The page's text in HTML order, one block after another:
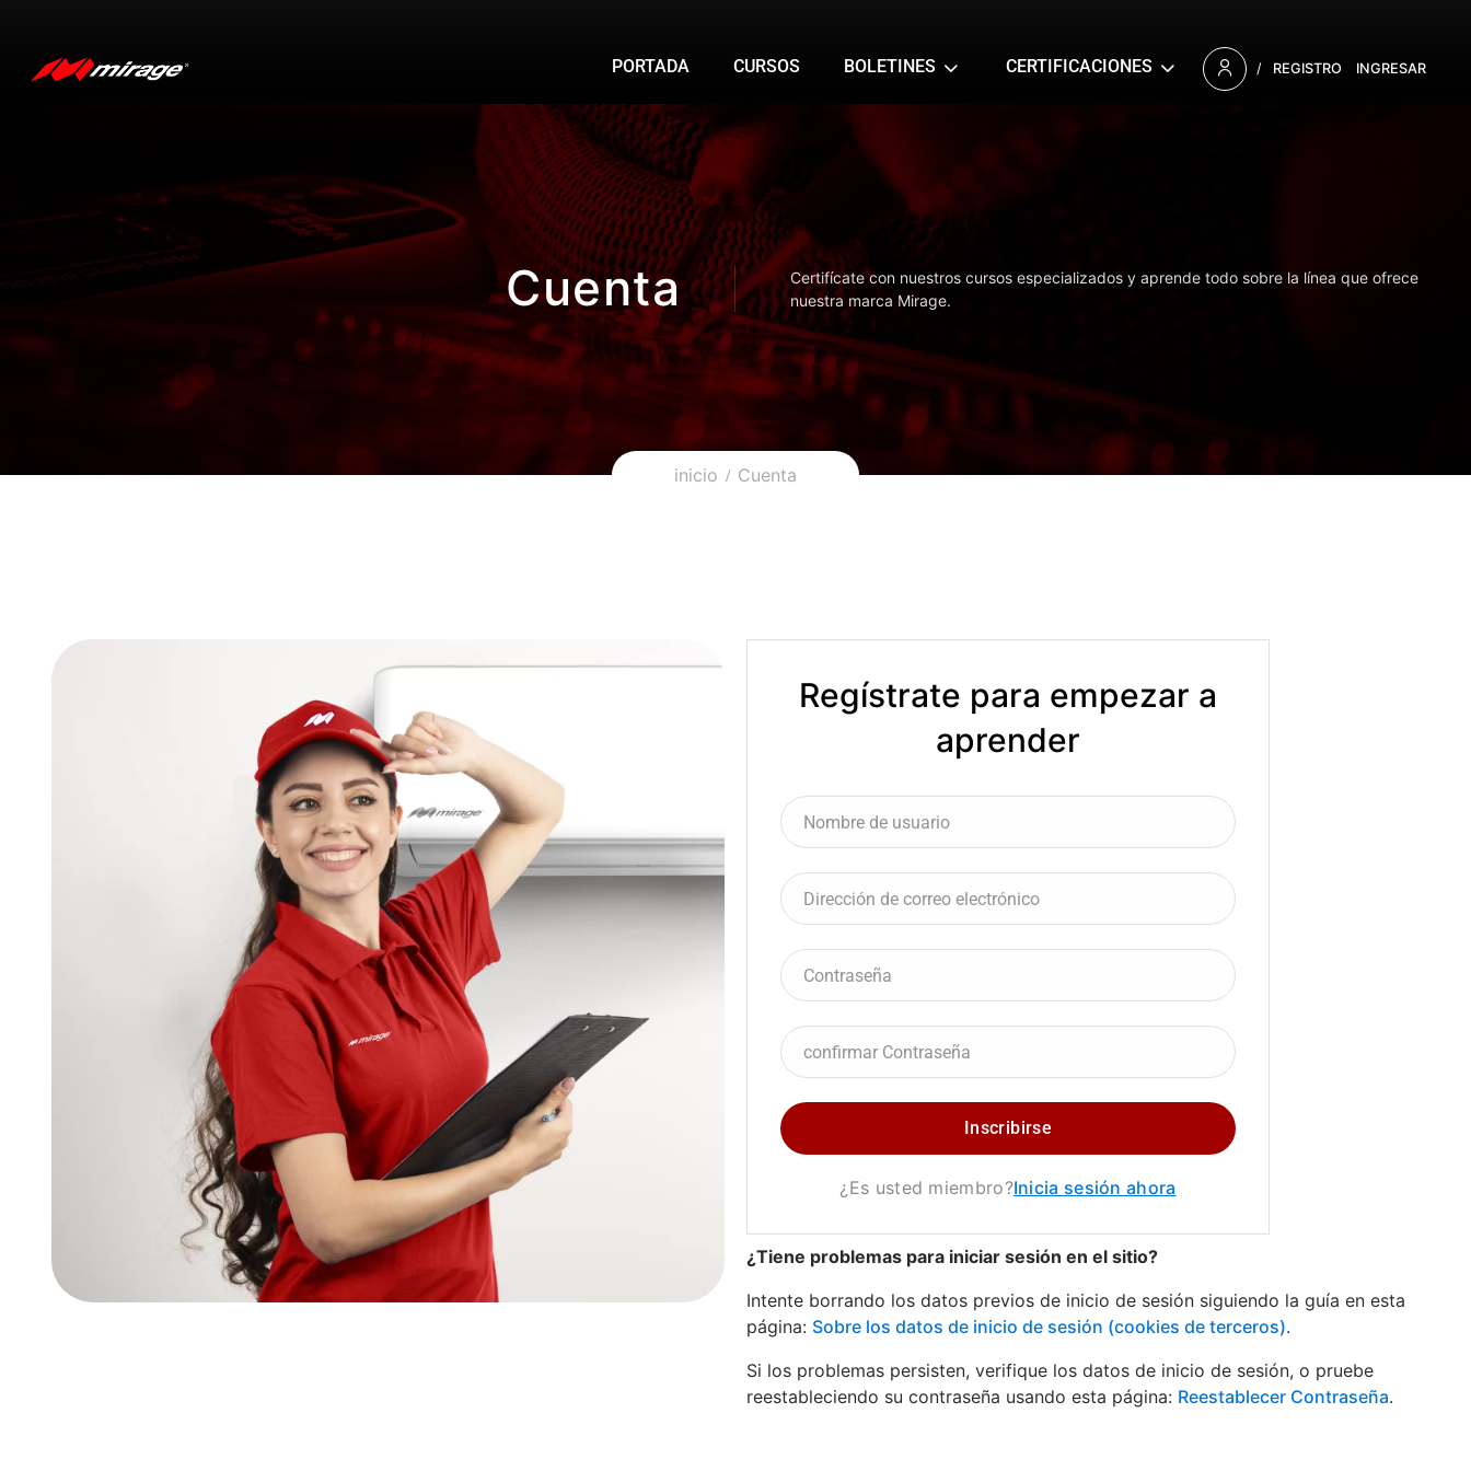
PORTADA CURSOS BOLETINES CERTIFICACIONES / REGISTRO INGRESAR
Cuenta
Certifícate con nuestros cursos especializados y aprende todo sobre la línea que ofrece
nuestra marca Mirage.
inicio Cuenta
Regístrate para empezar a
aprender
¿Es usted miembro?Inicia sesión ahora
¿Tiene problemas para iniciar sesión en el sitio?
Intente borrando los datos previos de inicio de sesión siguiendo la guía en esta
página: Sobre los datos de inicio de sesión (cookies de terceros).
Si los problemas persisten, verifique los datos de inicio de sesión, o pruebe
reestableciendo su contraseña usando esta página: Reestablecer Contraseña.